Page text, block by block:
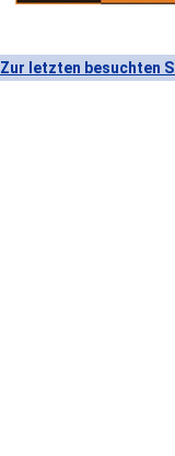
Zur letzten besuchten